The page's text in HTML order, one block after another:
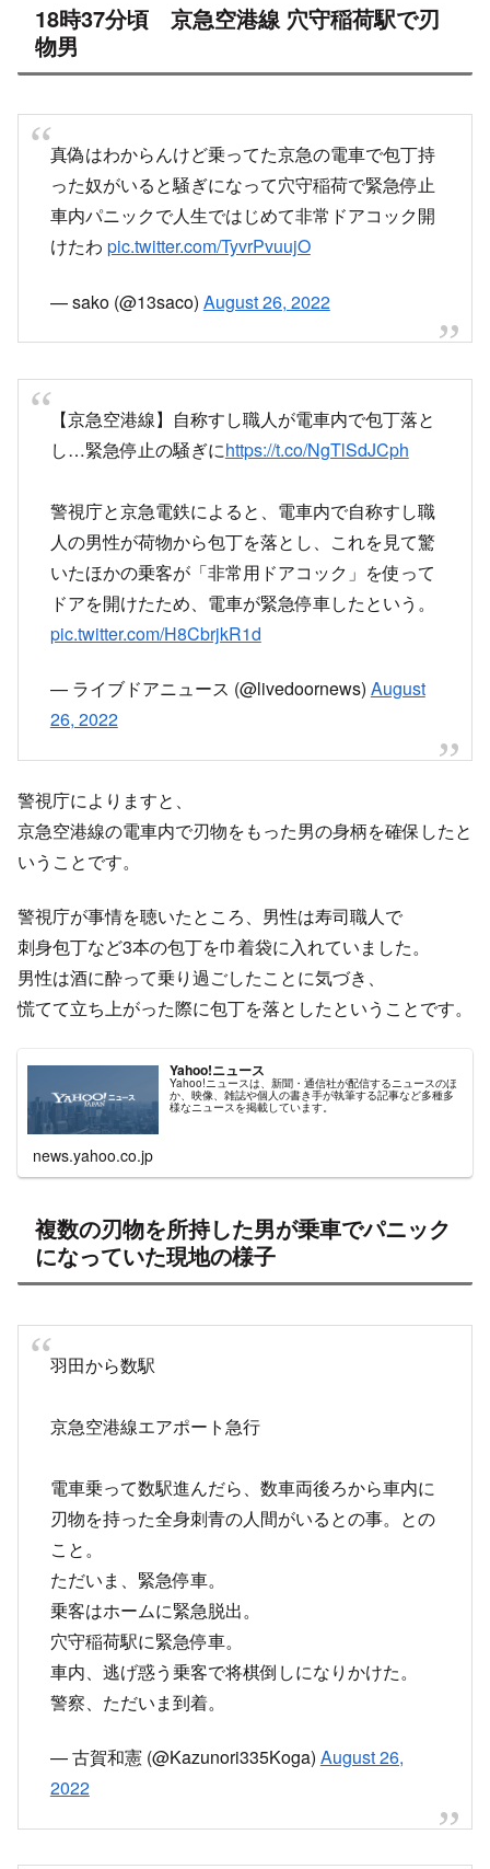
18時37分頃 京急空港線 穴守稲荷駅で刃
物男
真偽はわからんけど乗ってた京急の電車で包丁持
った奴がいると騒ぎになって穴守稲荷で緊急停止
車内パニックで人生ではじめて非常ドアコック開
けたわ pic.twitter.com/TyvrPvuujO
— sako (@13saco) August 26, 2022
【京急空港線】自称すし職人が電車内で包丁落と
し…緊急停止の騒ぎにhttps://t.co/NgTlSdJCph
警視庁と京急電鉄によると、電車内で自称すし職
人の男性が荷物から包丁を落とし、これを見て驚
いたほかの乗客が「非常用ドアコック」を使って
ドアを開けたため、電車が緊急停車したという。
pic.twitter.com/H8CbrjkR1d
— ライブドアニュース (@livedoornews) August
26, 2022
警視庁によりますと、
京急空港線の電車内で刃物をもった男の身柄を確保したと
いうことです。
警視庁が事情を聴いたところ、男性は寿司職人で
刺身包丁など3本の包丁を巾着袋に入れていました。
男性は酒に酔って乗り過ごしたことに気づき、
慌てて立ち上がった際に包丁を落としたということです。
Yahoo!ニュース
Yahoo!ニュースは、新聞・通信社が配信するニュースのほ
か、映像、雑誌や個人の書き手が執筆する記事など多種多
様なニュースを掲載しています。
news.yahoo.co.jp
複数の刃物を所持した男が乗車でパニック
になっていた現地の様子
羽田から数駅
京急空港線エアポート急行
電車乗って数駅進んだら、数車両後ろから車内に
刃物を持った全身刺青の人間がいるとの事。との
こと。
ただいま、緊急停車。
乗客はホームに緊急脱出。
穴守稲荷駅に緊急停車。
車内、逃げ惑う乗客で将棋倒しになりかけた。
警察、ただいま到着。
— 古賀和憲 (@Kazunori335Koga) August 26,
2022